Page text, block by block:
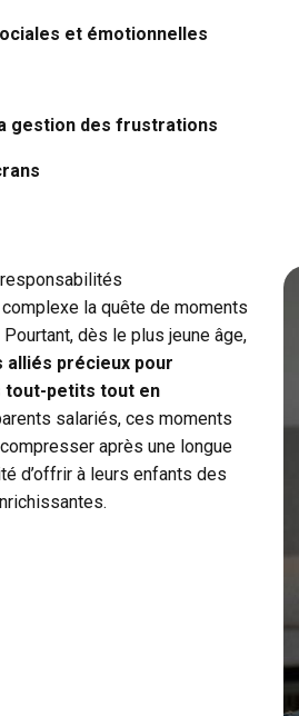
et émotionnelles
gestion des frustrations
la quête de moments
dès le plus jeune âge,
alliés précieux pour
tout-petits tout en
salariés, ces moments
après une longue
d’offrir à leurs enfants des